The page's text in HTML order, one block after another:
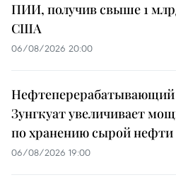
ПИИ, получив свыше 1
США
06/08/2026 20:00
Нефтеперерабатывающий
Зунгкуат увеличивает
по хранению сырой нефти
06/08/2026 19:00